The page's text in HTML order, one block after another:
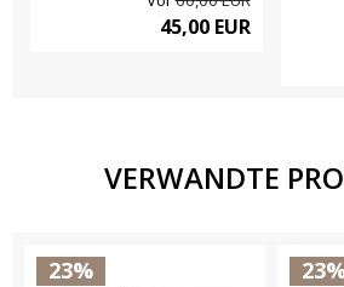
45,00 EUR
VERWANDTE
23%